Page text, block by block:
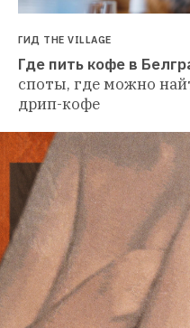
ГИД THE VILLAGE
Где пить кофе в
споты, где можно
дрип-кофе